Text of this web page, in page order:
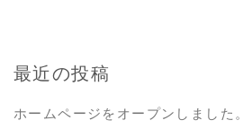
最近の投稿
ホームページをオープンしました。